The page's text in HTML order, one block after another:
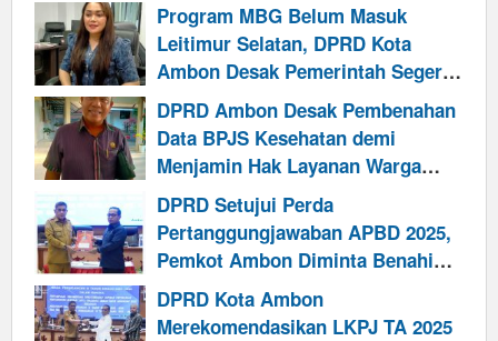
Program MBG Belum Masuk
Leitimur Selatan, DPRD Kota
Ambon Desak Pemerintah Segera
Cari Solusi
DPRD Ambon Desak Pembenahan
Data BPJS Kesehatan demi
Menjamin Hak Layanan Warga
Kurang Mampu
DPRD Setujui Perda
Pertanggungjawaban APBD 2025,
Pemkot Ambon Diminta Benahi
Retribusi dan Perkuat Kinerja
Pendapatan
DPRD Kota Ambon
Merekomendasikan LKPJ TA 2025